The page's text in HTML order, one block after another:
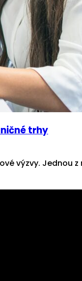
trhy
výzvy. Jednou